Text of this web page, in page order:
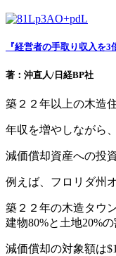
『経営者の手取り収入を3
著：沖直人/日経BP社
築２２年以上の木造
年収を増やしながら
減価償却資産への投
例えば、フロリダ州
築２２年の木造タウ
建物80%と土地20%
減価償却の対象額は